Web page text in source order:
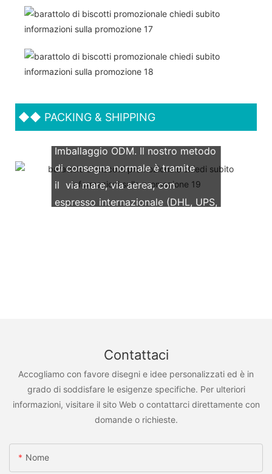
◆◆ PACKING & SHIPPING
Supportiamo entrambi gli OEM &
Imballaggio ODM. Il nostro metodo
di consegna normale è tramite
il via mare, via aerea, con
espresso internazionale (DHL, UPS,
Contattaci
Accogliamo con favore disegni e idee personalizzati ed è in
grado di soddisfare le esigenze specifiche. Per ulteriori
informazioni, visitare il sito Web o contattarci direttamente con
domande o richieste.
Nome